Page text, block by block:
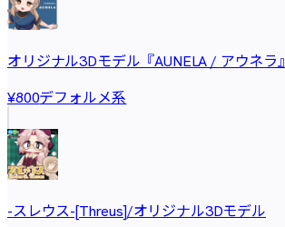
オリジナル3Dモデル『AUNELA / アウネラ』
¥800デフォルメ系
-スレウス-[Threus]/オリジナル3Dモデル